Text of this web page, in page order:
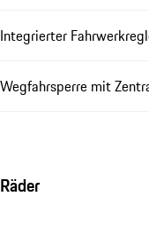
Integrierter
Wegfahrsperre mit
Räder